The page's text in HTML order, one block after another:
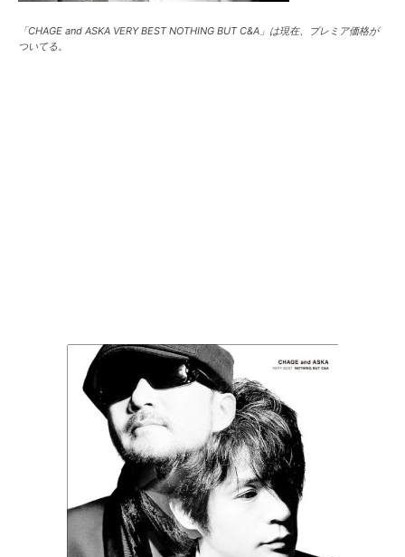
「CHAGE and ASKA VERY BEST NOTHING BUT C&A」は現在、プレミア価格が
ついてる。